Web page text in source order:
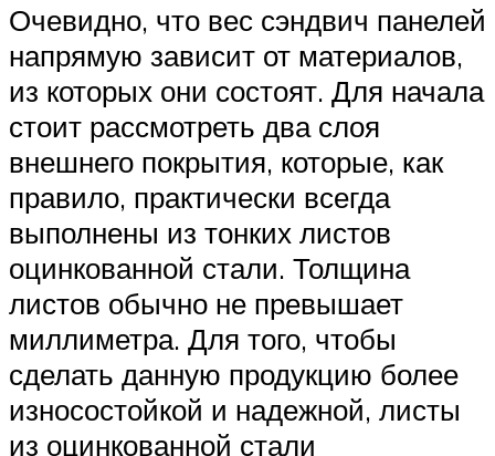
Очевидно, что вес сэндвич панелей
напрямую зависит от материалов,
из которых они состоят. Для начала
стоит рассмотреть два слоя
внешнего покрытия, которые, как
правило, практически всегда
выполнены из тонких листов
оцинкованной стали. Толщина
листов обычно не превышает
миллиметра. Для того, чтобы
сделать данную продукцию более
износостойкой и надежной, листы
из оцинкованной стали